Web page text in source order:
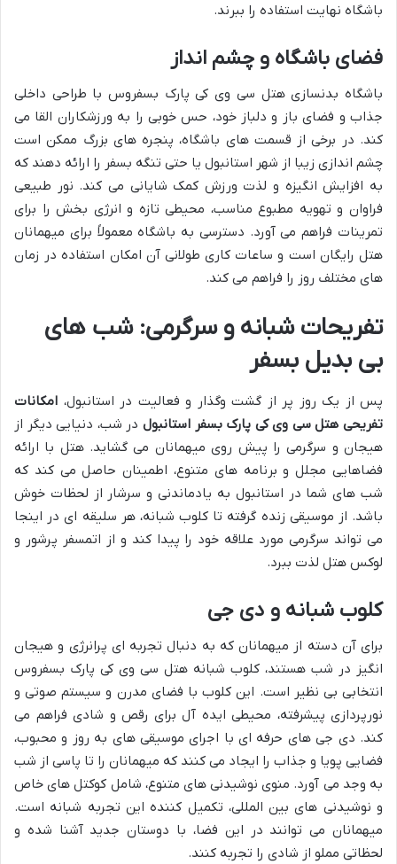
باشگاه نهایت استفاده را ببرند.
فضای باشگاه و چشم انداز
باشگاه بدنسازی هتل سی وی کی پارک بسفروس با طراحی داخلی
جذاب و فضای باز و دلباز خود، حس خوبی را به ورزشکاران القا می
کند. در برخی از قسمت های باشگاه، پنجره های بزرگ ممکن است
چشم اندازی زیبا از شهر استانبول یا حتی تنگه بسفر را ارائه دهند که
به افزایش انگیزه و لذت ورزش کمک شایانی می کند. نور طبیعی
فراوان و تهویه مطبوع مناسب، محیطی تازه و انرژی بخش را برای
تمرینات فراهم می آورد. دسترسی به باشگاه معمولاً برای میهمانان
هتل رایگان است و ساعات کاری طولانی آن امکان استفاده در زمان
های مختلف روز را فراهم می کند.
تفریحات شبانه و سرگرمی: شب های
بی بدیل بسفر
پس از یک روز پر از گشت وگذار و فعالیت در استانبول، امکانات
تفریحی هتل سی وی کی پارک بسفر استانبول در شب، دنیایی دیگر از
هیجان و سرگرمی را پیش روی میهمانان می گشاید. هتل با ارائه
فضاهایی مجلل و برنامه های متنوع، اطمینان حاصل می کند که
شب های شما در استانبول به یادماندنی و سرشار از لحظات خوش
باشد. از موسیقی زنده گرفته تا کلوب شبانه، هر سلیقه ای در اینجا
می تواند سرگرمی مورد علاقه خود را پیدا کند و از اتمسفر پرشور و
لوکس هتل لذت ببرد.
کلوب شبانه و دی جی
برای آن دسته از میهمانان که به دنبال تجربه ای پرانرژی و هیجان
انگیز در شب هستند، کلوب شبانه هتل سی وی کی پارک بسفروس
انتخابی بی نظیر است. این کلوب با فضای مدرن و سیستم صوتی و
نورپردازی پیشرفته، محیطی ایده آل برای رقص و شادی فراهم می
کند. دی جی های حرفه ای با اجرای موسیقی های به روز و محبوب،
فضایی پویا و جذاب را ایجاد می کنند که میهمانان را تا پاسی از شب
به وجد می آورد. منوی نوشیدنی های متنوع، شامل کوکتل های خاص
و نوشیدنی های بین المللی، تکمیل کننده این تجربه شبانه است.
میهمانان می توانند در این فضا، با دوستان جدید آشنا شده و
لحظاتی مملو از شادی را تجربه کنند.